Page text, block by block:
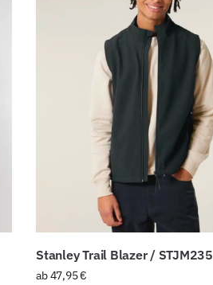
Stanley Trail Blazer / STJM235
ab47,95€